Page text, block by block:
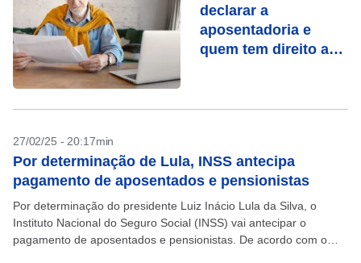
declarar a
aposentadoria e
quem tem direito a
27/02/25 - 20:17min
Por determinação de Lula, INSS antecipa
pagamento de aposentados e pensionistas
Por determinação do presidente Luiz Inácio Lula da Silva, o
Instituto Nacional do Seguro Social (INSS) vai antecipar o
pagamento de aposentados e pensionistas. De acordo com o